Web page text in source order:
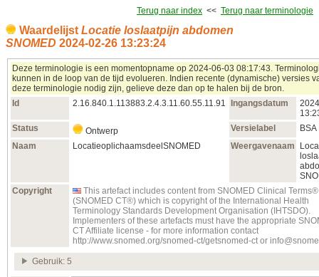
Terug naar index << Terug naar terminologie
Waardelijst Locatie loslaatpijn abdomen
SNOMED 2024‑02‑26 13:23:24
Deze terminologie is een momentopname op 2024‑06‑03 08:17:43.
kunnen in de loop van de tijd evolueren. Indien recente (dynamische) versies
deze terminologie nodig zijn, gelieve deze dan op te halen bij de bron.
Id
2.16.840.1.113883.2.4.3.11.60.55.11.91 Ingangsdatum
Status
Ontwerp Versielabel
BSA
Naam
LocatieoplichaamsdeelSNOMED Weergavenaam
Copyright
This artefact includes content from SNOMED Clinical Terms®
(SNOMED CT®) which is copyright of the International Health
Terminology Standards Development Organisation (IHTSDO).
Implementers of these artefacts must have the appropriate
CT Affiliate license - for more information contact
http://www.snomed.org/snomed-ct/getsnomed-ct or
Gebruik: 5